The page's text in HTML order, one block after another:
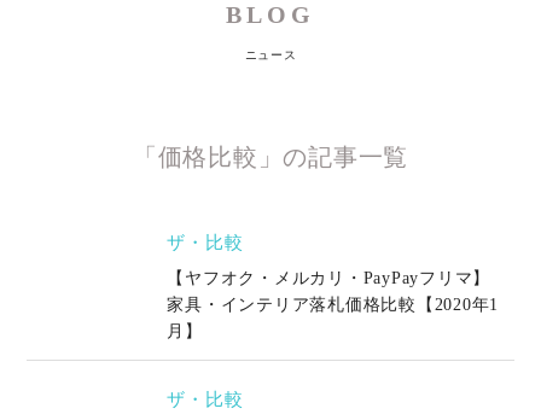
BLOG
ニュース
「価格比較」の記事一覧
ザ・比較
【ヤフオク・メルカリ・PayPayフリマ】
家具・インテリア落札価格比較【2020年1
月】
ザ・比較